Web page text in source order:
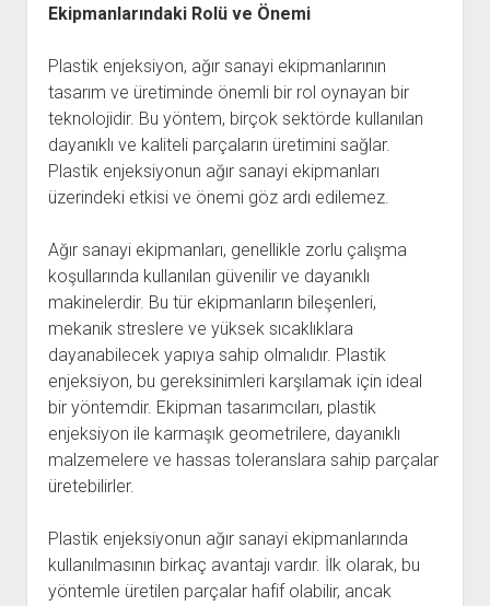
Ekipmanlarındaki Rolü ve Önemi
Plastik enjeksiyon, ağır sanayi ekipmanlarının
tasarım ve üretiminde önemli bir rol oynayan bir
teknolojidir. Bu yöntem, birçok sektörde kullanılan
dayanıklı ve kaliteli parçaların üretimini sağlar.
Plastik enjeksiyonun ağır sanayi ekipmanları
üzerindeki etkisi ve önemi göz ardı edilemez.
Ağır sanayi ekipmanları, genellikle zorlu çalışma
koşullarında kullanılan güvenilir ve dayanıklı
makinelerdir. Bu tür ekipmanların bileşenleri,
mekanik streslere ve yüksek sıcaklıklara
dayanabilecek yapıya sahip olmalıdır. Plastik
enjeksiyon, bu gereksinimleri karşılamak için ideal
bir yöntemdir. Ekipman tasarımcıları, plastik
enjeksiyon ile karmaşık geometrilere, dayanıklı
malzemelere ve hassas toleranslara sahip parçalar
üretebilirler.
Plastik enjeksiyonun ağır sanayi ekipmanlarında
kullanılmasının birkaç avantajı vardır. İlk olarak, bu
yöntemle üretilen parçalar hafif olabilir, ancak